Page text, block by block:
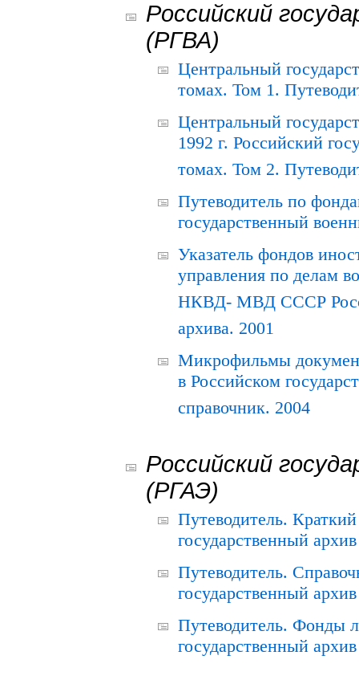
Российский
(РГВА)
Центральный
томах. Том 1.
Центральный
1992 г. Российский
томах. Том 2.
Путеводитель по
государственный
Указатель фондов
управления по делам
НКВД- МВД СССР
архива. 2001
Микрофильмы
в Российском
справочник. 2004
Российский
(РГАЭ)
Путеводитель.
государственный
Путеводитель.
государственный
Путеводитель. Фонды
государственный